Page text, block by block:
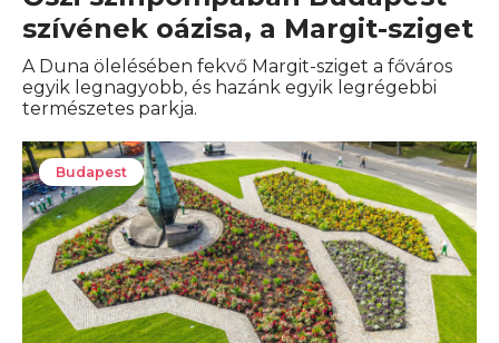
szívének oázisa, a Margit-sziget
A Duna ölelésében fekvő Margit-sziget a főváros
egyik legnagyobb, és hazánk egyik legrégebbi
természetes parkja.
Budapest